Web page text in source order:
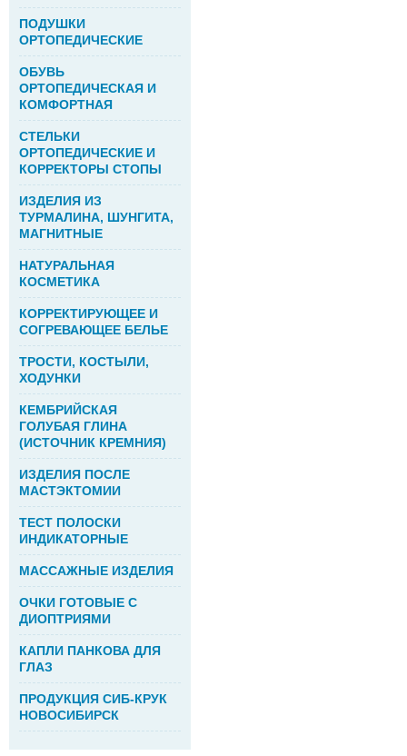
ПОДУШКИ
ОРТОПЕДИЧЕСКИЕ
ОБУВЬ
ОРТОПЕДИЧЕСКАЯ И
КОМФОРТНАЯ
СТЕЛЬКИ
ОРТОПЕДИЧЕСКИЕ И
КОРРЕКТОРЫ СТОПЫ
ИЗДЕЛИЯ ИЗ
ТУРМАЛИНА, ШУНГИТА,
МАГНИТНЫЕ
НАТУРАЛЬНАЯ
КОСМЕТИКА
КОРРЕКТИРУЮЩЕЕ И
СОГРЕВАЮЩЕЕ БЕЛЬЕ
ТРОСТИ, КОСТЫЛИ,
ХОДУНКИ
КЕМБРИЙСКАЯ
ГОЛУБАЯ ГЛИНА
(ИСТОЧНИК КРЕМНИЯ)
ИЗДЕЛИЯ ПОСЛЕ
МАСТЭКТОМИИ
ТЕСТ ПОЛОСКИ
ИНДИКАТОРНЫЕ
МАССАЖНЫЕ ИЗДЕЛИЯ
ОЧКИ ГОТОВЫЕ С
ДИОПТРИЯМИ
КАПЛИ ПАНКОВА ДЛЯ
ГЛАЗ
ПРОДУКЦИЯ СИБ-КРУК
НОВОСИБИРСК